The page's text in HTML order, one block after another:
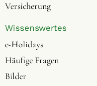
Versicherung
Wissenswertes
e-Holidays
Häufige Fragen
Bilder